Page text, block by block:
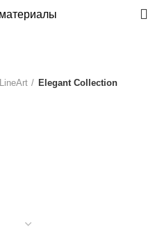
LineArt Elegant Collection